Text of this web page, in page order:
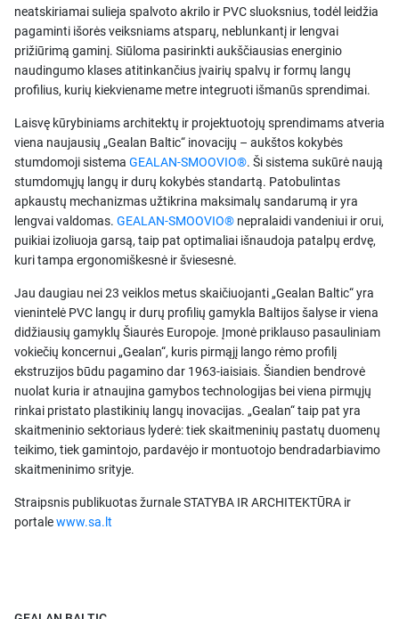
neatskiriamai sulieja spalvoto akrilo ir PVC sluoksnius, todėl leidžia
pagaminti išorės veiksniams atsparų, neblunkantį ir lengvai
prižiūrimą gaminį. Siūloma pasirinkti aukščiausias energinio
naudingumo klases atitinkančius įvairių spalvų ir formų langų
profilius, kurių kiekviename metre integruoti išmanūs sprendimai.
Laisvę kūrybiniams architektų ir projektuotojų sprendimams atveria
viena naujausių „Gealan Baltic“ inovacijų – aukštos kokybės
stumdomoji sistema GEALAN-SMOOVIO®. Ši sistema sukūrė naują
stumdomųjų langų ir durų kokybės standartą. Patobulintas
apkaustų mechanizmas užtikrina maksimalų sandarumą ir yra
lengvai valdomas. GEALAN-SMOOVIO® nepralaidi vandeniui ir orui,
puikiai izoliuoja garsą, taip pat optimaliai išnaudoja patalpų erdvę,
kuri tampa ergonomiškesnė ir šviesesnė.
Jau daugiau nei 23 veiklos metus skaičiuojanti „Gealan Baltic“ yra
vienintelė PVC langų ir durų profilių gamykla Baltijos šalyse ir viena
didžiausių gamyklų Šiaurės Europoje. Įmonė priklauso pasauliniam
vokiečių koncernui „Gealan“, kuris pirmąjį lango rėmo profilį
ekstruzijos būdu pagamino dar 1963-iaisiais. Šiandien bendrovė
nuolat kuria ir atnaujina gamybos technologijas bei viena pirmųjų
rinkai pristato plastikinių langų inovacijas. „Gealan“ taip pat yra
skaitmeninio sektoriaus lyderė: tiek skaitmeninių pastatų duomenų
teikimo, tiek gamintojo, pardavėjo ir montuotojo bendradarbiavimo
skaitmeninimo srityje.
Straipsnis publikuotas žurnale STATYBA IR ARCHITEKTŪRA ir
portalewww.sa.lt